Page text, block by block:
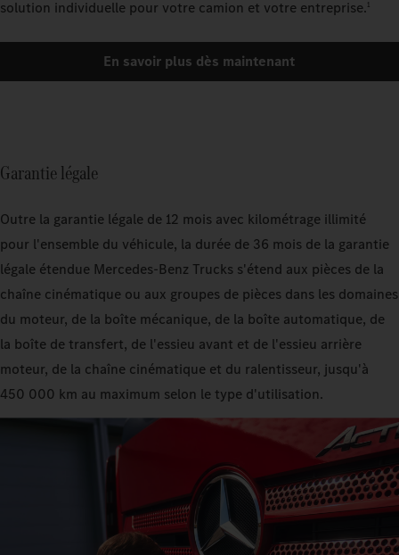
solution individuelle pour votre camion et votre entreprise.1
En savoir plus dès maintenant
Garantie légale
Outre la garantie légale de 12 mois avec kilométrage illimité
pour l'ensemble du véhicule, la durée de 36 mois de la garantie
légale étendue Mercedes‑Benz Trucks s'étend aux pièces de la
chaîne cinématique ou aux groupes de pièces dans les domaines
du moteur, de la boîte mécanique, de la boîte automatique, de
la boîte de transfert, de l'essieu avant et de l'essieu arrière
moteur, de la chaîne cinématique et du ralentisseur, jusqu'à
450 000 km au maximum selon le type d'utilisation.